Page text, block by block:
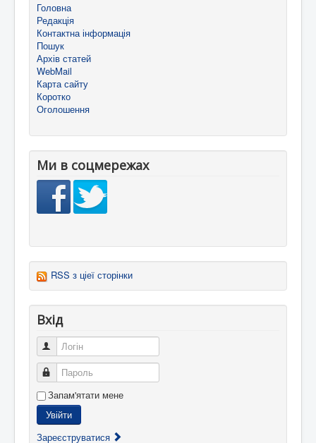
Головна
Редакція
Контактна інформація
Пошук
Архів статей
WebMail
Карта сайту
Коротко
Оголошення
Ми в соцмережах
RSS з ціеї сторінки
Вхід
Логін
Пароль
Запам'ятати мене
Увійти
Зареєструватися